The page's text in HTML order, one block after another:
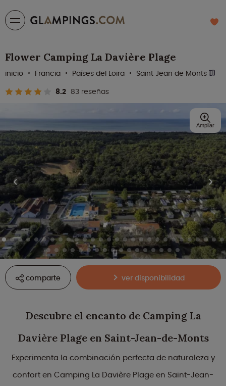
Flower Camping La Davière Plage
8.2 83 reseñas
inicio Francia Países del Loira Saint Jean de Monts
comparte ver disponibilidad
Ampliar
Descubre el encanto de Camping La
Davière Plage en Saint-Jean-de-Monts
Experimenta la combinación perfecta de naturaleza y
confort en Camping La Davière Plage en Saint-Jean-